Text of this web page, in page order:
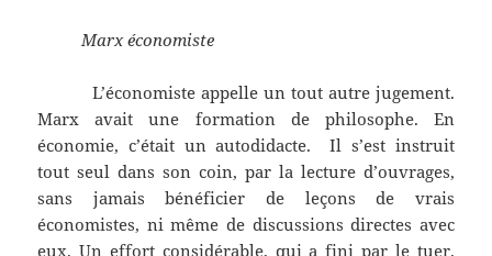
Marx économiste
L’économiste appelle un tout autre jugement.
Marx avait une formation de philosophe. En
économie, c’était un autodidacte. Il s’est instruit
tout seul dans son coin, par la lecture d’ouvrages,
sans jamais bénéficier de leçons de vrais
économistes, ni même de discussions directes avec
eux. Un effort considérable, qui a fini par le tuer.